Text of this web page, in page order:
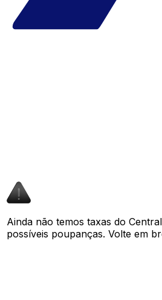
Ainda não temos taxas do
possíveis poupanças. Volte em